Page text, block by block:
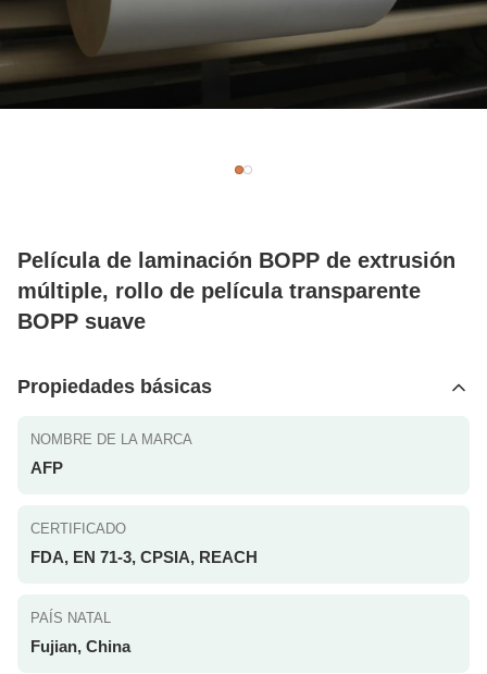
Película de laminación BOPP de extrusión
múltiple, rollo de película transparente
BOPP suave
Propiedades básicas
NOMBRE DE LA MARCA
AFP
CERTIFICADO
FDA, EN 71-3, CPSIA, REACH
PAÍS NATAL
Fujian, China